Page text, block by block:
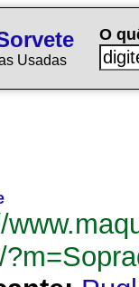
Usadas
O